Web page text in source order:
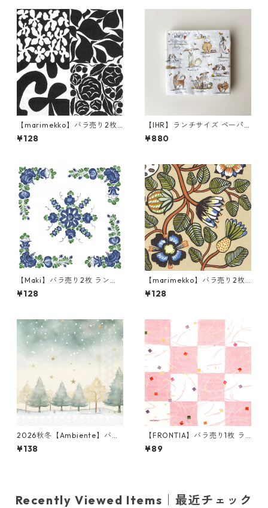
【marimekko】バラ売り2枚
ランチサイズ ペーパーナプキ
ン RUUDUT ブラック
¥128
【IHR】ランチサイズ ペーパ
ーナプキン EMOTION DOGS
ホワイト Anita Jeram 20枚
¥880
【Maki】バラ売り2枚 ランチ
サイズ ペーパーナプキン Kuja
wy Pattern ブルー
¥128
【marimekko】バラ売り2枚
ランチサイズ ペーパーナプキ
ン TIARA クリーム
¥128
2026秋冬【Ambiente】バラ
売り2枚 ランチサイズ ペーパ
ーナプキン Starry Sky グリー
¥138
【FRONTIA】バラ売り1枚 ラ
ンチサイズ ペーパーナプキン
市松 ホワイト×ピンク
¥89
Recently Viewed Items｜最近チェック